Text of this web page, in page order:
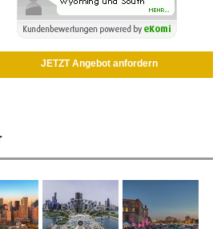
JETZT Angebot anfordern